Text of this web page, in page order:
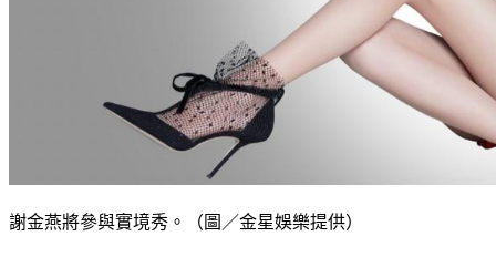
謝金燕將參與實境秀。（圖／金星娛樂提供）